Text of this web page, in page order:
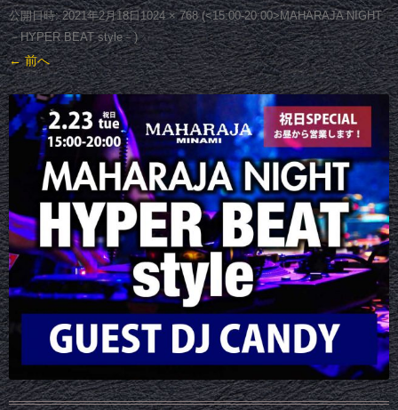
公開日時: 2021年2月18日1024 × 768(<15:00-20:00>MAHARAJA NIGHT
－HYPER BEAT style－)
← 前へ